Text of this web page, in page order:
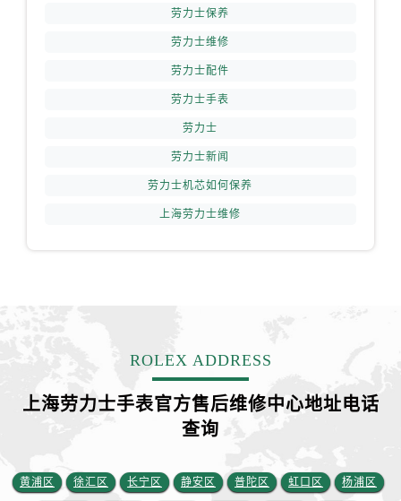
劳力士保养
劳力士维修
劳力士配件
劳力士手表
劳力士
劳力士新闻
劳力士机芯如何保养
上海劳力士维修
ROLEX ADDRESS
上海劳力士手表官方售后维修中心地址电话
查询
黄浦区 徐汇区 长宁区 静安区 普陀区 虹口区 杨浦区